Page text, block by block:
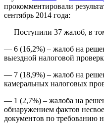
прокомментировали
сентябрь 2014 года:
— Поступили 37 жалоб, в
— 6 (16,2%) – жалоб на
выездной налоговой
— 7 (18,9%) – жалоб на
камеральных налоговых
— 1 (2,7%) – жалоба на
обнаружением фактов
документов по требованию